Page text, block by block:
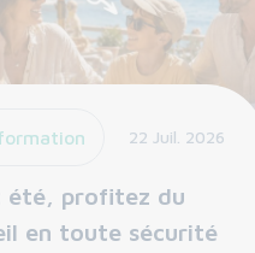
22 Juil. 2026
été, profitez du
en toute sécurité